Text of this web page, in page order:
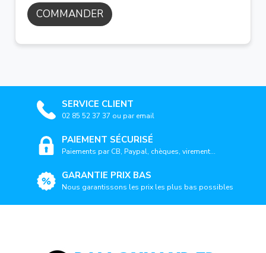
COMMANDER
SERVICE CLIENT
02 85 52 37 37 ou par email
PAIEMENT SÉCURISÉ
Paiements par CB, Paypal, chèques, virement...
GARANTIE PRIX BAS
Nous garantissons les prix les plus bas possibles